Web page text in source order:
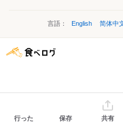
言語： English 简体中
行った 保存 共有